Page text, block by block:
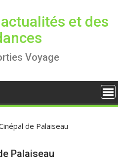
et des
Voyage
de Palaiseau
Palaiseau